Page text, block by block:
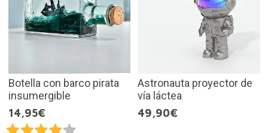
Botella con barco pirata
insumergible
14,95€
Astronauta proyector de
vía láctea
49,90€